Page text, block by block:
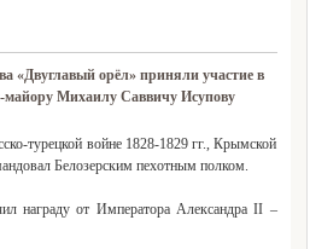
«Двуглавый орёл» приняли участие в
майору Михаилу Саввичу Исупову
турецкой войне 1828-1829 гг., Крымской
Белозерским пехотным полком.
награду от Императора Александра II –